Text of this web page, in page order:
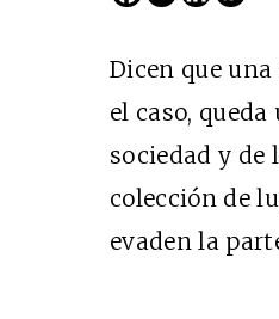
Dicen que
el caso,
sociedad y de
colección de
evaden la